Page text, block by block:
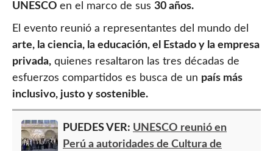
UNESCO en el marco de sus 30 años.
El evento reunió a representantes del mundo del
arte, la ciencia, la educación, el Estado y la empresa
privada, quienes resaltaron las tres décadas de
esfuerzos compartidos es busca de un país más
inclusivo, justo y sostenible.
PUEDES VER: UNESCO reunió en
Perú a autoridades de Cultura de